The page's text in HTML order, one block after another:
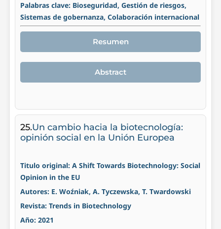
Palabras clave: Bioseguridad, Gestión de riesgos,
Sistemas de gobernanza, Colaboración internacional
Resumen
Abstract
25.Un cambio hacia la biotecnología:
opinión social en la Unión Europea
Titulo original: A Shift Towards Biotechnology: Social
Opinion in the EU
Autores: E. Woźniak, A. Tyczewska, T. Twardowski
Revista: Trends in Biotechnology
Año: 2021